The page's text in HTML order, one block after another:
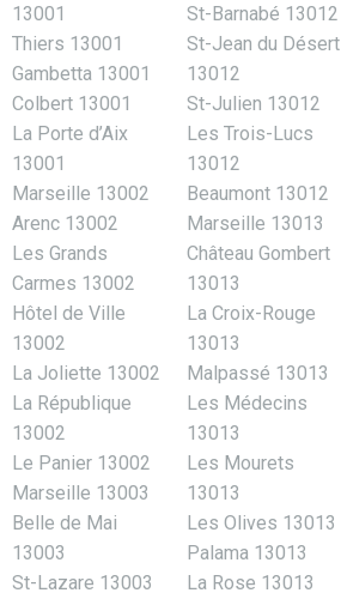
13001
Thiers 13001
Gambetta 13001
Colbert 13001
La Porte d’Aix
13001
Marseille 13002
Arenc 13002
Les Grands
Carmes 13002
Hôtel de Ville
13002
La Joliette 13002
La République
13002
Le Panier 13002
Marseille 13003
Belle de Mai
13003
St-Lazare 13003
St-Barnabé 13012
St-Jean du Désert
13012
St-Julien 13012
Les Trois-Lucs
13012
Beaumont 13012
Marseille 13013
Château Gombert
13013
La Croix-Rouge
13013
Malpassé 13013
Les Médecins
13013
Les Mourets
13013
Les Olives 13013
Palama 13013
La Rose 13013